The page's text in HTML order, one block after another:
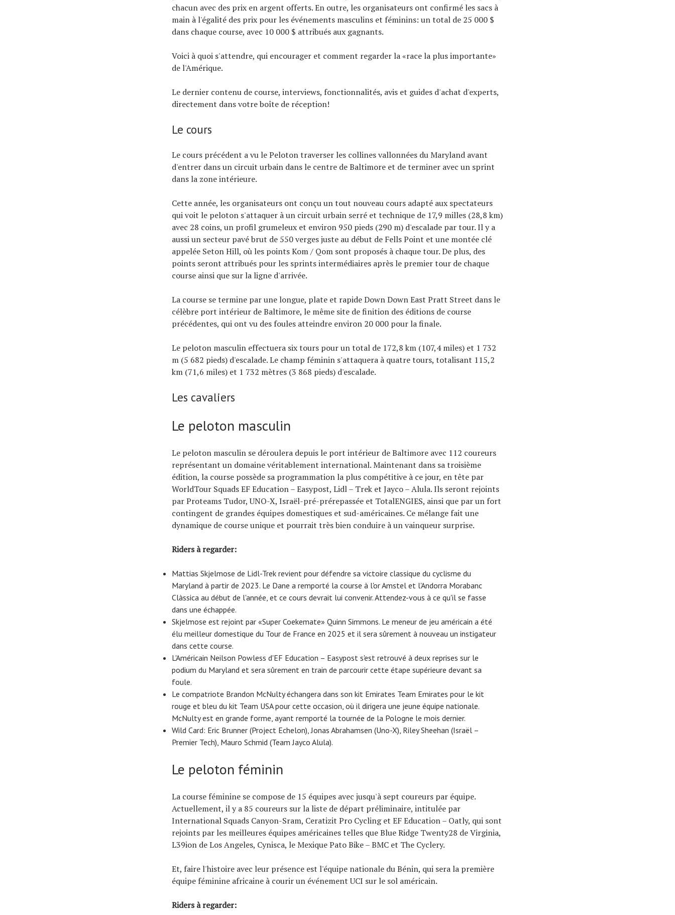
chacun avec des prix en argent offerts. En outre, les organisateurs ont confirmé les sacs à
main à l'égalité des prix pour les événements masculins et féminins: un total de 25 000 $
dans chaque course, avec 10 000 $ attribués aux gagnants.
Voici à quoi s'attendre, qui encourager et comment regarder la «race la plus importante»
de l'Amérique.
Le dernier contenu de course, interviews, fonctionnalités, avis et guides d'achat d'experts,
directement dans votre boîte de réception!
Le cours
Le cours précédent a vu le Peloton traverser les collines vallonnées du Maryland avant
d'entrer dans un circuit urbain dans le centre de Baltimore et de terminer avec un sprint
dans la zone intérieure.
Cette année, les organisateurs ont conçu un tout nouveau cours adapté aux spectateurs
qui voit le peloton s'attaquer à un circuit urbain serré et technique de 17,9 milles (28,8 km)
avec 28 coins, un profil grumeleux et environ 950 pieds (290 m) d'escalade par tour. Il y a
aussi un secteur pavé brut de 550 verges juste au début de Fells Point et une montée clé
appelée Seton Hill, où les points Kom / Qom sont proposés à chaque tour. De plus, des
points seront attribués pour les sprints intermédiaires après le premier tour de chaque
course ainsi que sur la ligne d'arrivée.
La course se termine par une longue, plate et rapide Down Down East Pratt Street dans le
célèbre port intérieur de Baltimore, le même site de finition des éditions de course
précédentes, qui ont vu des foules atteindre environ 20 000 pour la finale.
Le peloton masculin effectuera six tours pour un total de 172,8 km (107,4 miles) et 1 732
m (5 682 pieds) d'escalade. Le champ féminin s'attaquera à quatre tours, totalisant 115,2
km (71,6 miles) et 1 732 mètres (3 868 pieds) d'escalade.
Les cavaliers
Le peloton masculin
Le peloton masculin se déroulera depuis le port intérieur de Baltimore avec 112 coureurs
représentant un domaine véritablement international. Maintenant dans sa troisième
édition, la course possède sa programmation la plus compétitive à ce jour, en tête par
WorldTour Squads EF Education – Easypost, Lidl – Trek et Jayco – Alula. Ils seront rejoints
par Proteams Tudor, UNO-X, Israël-pré-prérepassée et TotalENGIES, ainsi que par un fort
contingent de grandes équipes domestiques et sud-américaines. Ce mélange fait une
dynamique de course unique et pourrait très bien conduire à un vainqueur surprise.
Riders à regarder:
Mattias Skjelmose de Lidl-Trek revient pour défendre sa victoire classique du cyclisme du
Maryland à partir de 2023. Le Dane a remporté la course à l'or Amstel et l'Andorra Morabanc
Clàssica au début de l'année, et ce cours devrait lui convenir. Attendez-vous à ce qu'il se fasse
dans une échappée.
Skjelmose est rejoint par «Super Coekemate» Quinn Simmons. Le meneur de jeu américain a été
élu meilleur domestique du Tour de France en 2025 et il sera sûrement à nouveau un instigateur
dans cette course.
L'Américain Neilson Powless d'EF Education – Easypost s'est retrouvé à deux reprises sur le
podium du Maryland et sera sûrement en train de parcourir cette étape supérieure devant sa
foule.
Le compatriote Brandon McNulty échangera dans son kit Emirates Team Emirates pour le kit
rouge et bleu du kit Team USA pour cette occasion, où il dirigera une jeune équipe nationale.
McNulty est en grande forme, ayant remporté la tournée de la Pologne le mois dernier.
Wild Card: Eric Brunner (Project Echelon), Jonas Abrahamsen (Uno-X), Riley Sheehan (Israël –
Premier Tech), Mauro Schmid (Team Jayco Alula).
Le peloton féminin
La course féminine se compose de 15 équipes avec jusqu'à sept coureurs par équipe.
Actuellement, il y a 85 coureurs sur la liste de départ préliminaire, intitulée par
International Squads Canyon-Sram, Ceratizit Pro Cycling et EF Education – Oatly, qui sont
rejoints par les meilleures équipes américaines telles que Blue Ridge Twenty28 de Virginia,
L39ion de Los Angeles, Cynisca, le Mexique Pato Bike – BMC et The Cyclery.
Et, faire l'histoire avec leur présence est l'équipe nationale du Bénin, qui sera la première
équipe féminine africaine à courir un événement UCI sur le sol américain.
Riders à regarder: